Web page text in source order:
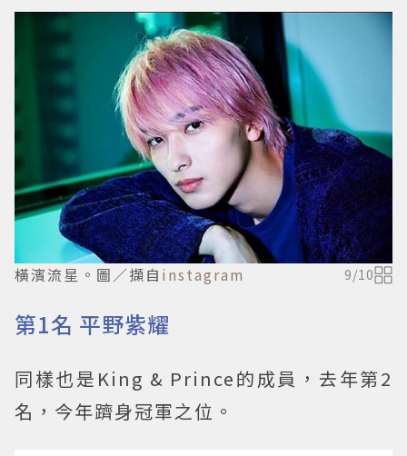
橫濱流星。圖／擷自 instagram 9/10
第1名 平野紫耀
同樣也是King & Prince的成員，去年第2
名，今年躋身冠軍之位。